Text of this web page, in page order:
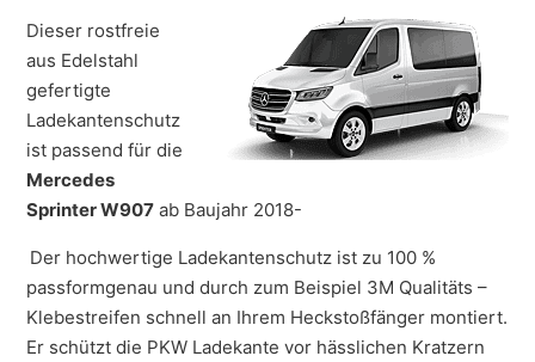
Dieser rostfreie
aus Edelstahl
gefertigte
Ladekantenschutz
ist passend für die
Mercedes
Sprinter W907 ab Baujahr 2018-
Der hochwertige Ladekantenschutz ist zu 100 %
passformgenau und durch zum Beispiel 3M Qualitäts –
Klebestreifen schnell an Ihrem Heckstoßfänger montiert.
Er schützt die PKW Ladekante vor hässlichen Kratzern